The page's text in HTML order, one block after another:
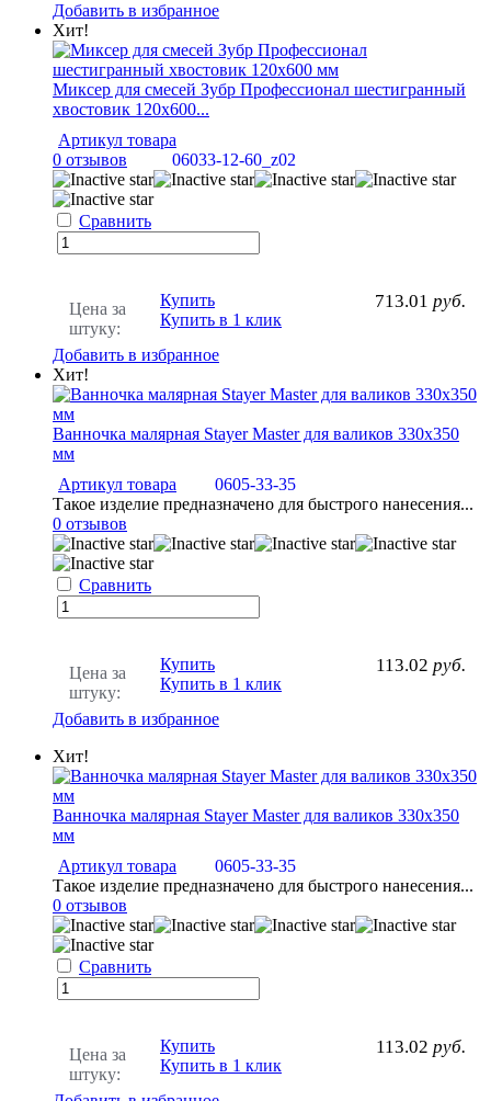
Добавить в избранное
Хит!
Миксер для смесей Зубр Профессионал шестигранный
хвостовик 120х600...
Артикул товара
06033-12-60_z02
0 отзывов
Сравнить
Цена за
штуку:
713.01 руб.
Купить
Купить в 1 клик
Добавить в избранное
Хит!
Ванночка малярная Stayer Master для валиков 330х350
мм
Артикул товара
0605-33-35
Такое изделие предназначено для быстрого нанесения...
0 отзывов
Сравнить
Цена за
штуку:
113.02 руб.
Купить
Купить в 1 клик
Добавить в избранное
Хит!
Ванночка малярная Stayer Master для валиков 330х350
мм
Артикул товара
0605-33-35
Такое изделие предназначено для быстрого нанесения...
0 отзывов
Сравнить
Цена за
штуку:
113.02 руб.
Купить
Купить в 1 клик